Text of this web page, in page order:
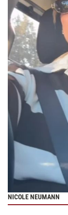
NICOLE NEUMANN